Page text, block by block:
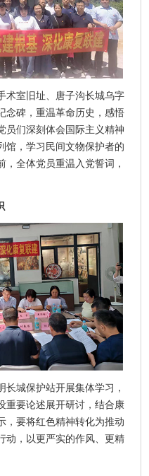
术室旧址、唐子沟长城乌字
念碑，重温革命历史，感悟
员们深刻体会国际主义精神
馆，学习民间文物保护者的
全体党员重温入党誓词，
城保护站开展集体学习，
重要论述展开研讨，结合康
，要将红色精神转化为推动
动，以更严实的作风、更精